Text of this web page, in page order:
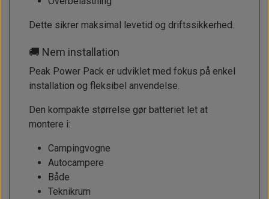
Dette sikrer maksimal levetid og driftssikkerhed.
🚚 Nem installation
Peak Power Pack er udviklet med fokus på enkel
installation og fleksibel anvendelse.
Den kompakte størrelse gør batteriet let at
montere i:
Campingvogne
Autocampere
Både
Teknikrum